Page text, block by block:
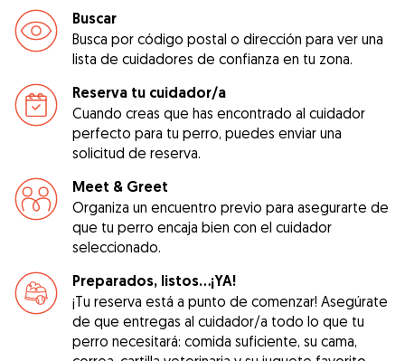
Buscar
Busca por código postal o dirección para ver una
lista de cuidadores de confianza en tu zona.
Reserva tu cuidador/a
Cuando creas que has encontrado al cuidador
perfecto para tu perro, puedes enviar una
solicitud de reserva.
Meet & Greet
Organiza un encuentro previo para asegurarte de
que tu perro encaja bien con el cuidador
seleccionado.
Preparados, listos...¡YA!
¡Tu reserva está a punto de comenzar! Asegúrate
de que entregas al cuidador/a todo lo que tu
perro necesitará: comida suficiente, su cama,